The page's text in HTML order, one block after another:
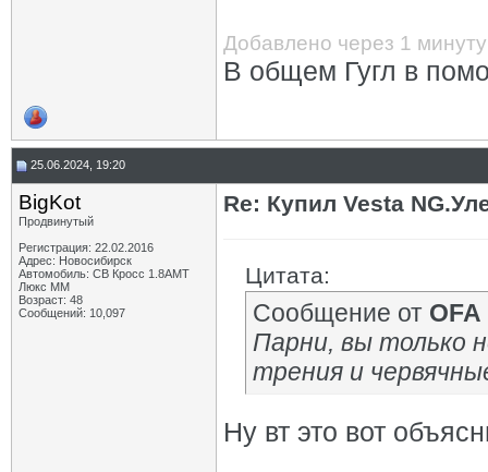
Добавлено через 1 минуту
В общем Гугл в
25.06.2024, 19:20
BigKot
Продвинутый
Регистрация: 22.02.2016
Адрес: Новосибирск
Автомобиль: СВ Кросс 1.8АМТ
Люкс ММ
Возраст: 48
Сообщений: 10,097
Re: Купил Vesta
Цитата:
Сообщение от OFA
Парни, вы только
трения и
Ну вт это вот